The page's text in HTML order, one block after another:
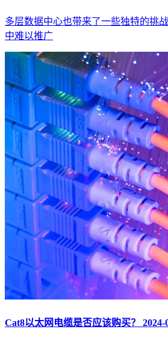
多层数据中心也带来了一些独特的挑
中难以推广
Cat8以太网电缆是否应该购买？ 2024-